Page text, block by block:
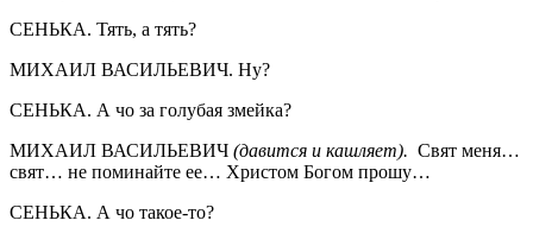
СЕНЬКА. Тять, а тять?
МИХАИЛ ВАСИЛЬЕВИЧ. Ну?
СЕНЬКА. А чо за голубая змейка?
МИХАИЛ ВАСИЛЬЕВИЧ (давится и кашляет). Свят меня…
свят… не поминайте ее… Христом Богом прошу…
СЕНЬКА. А чо такое-то?